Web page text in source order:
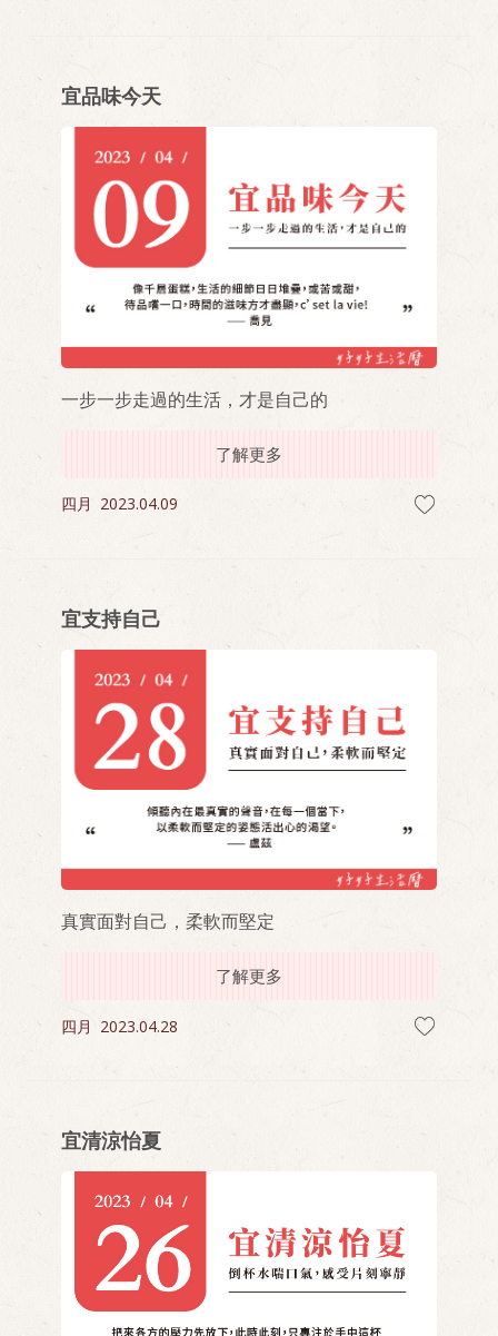
宜品味今天
一步一步走過的生活，才是自己的
了解更多
四月 2023.04.09
宜支持自己
真實面對自己，柔軟而堅定
了解更多
四月 2023.04.28
宜清涼怡夏